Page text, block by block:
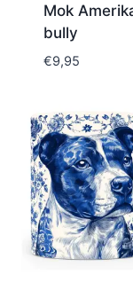
Mok
bully
€9,95